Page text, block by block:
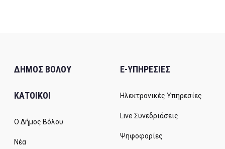
ΔΗΜΟΣ ΒΟΛΟΥ
ΚΑΤΟΙΚΟΙ
Ο Δήμος Βόλου
Νέα
E-ΥΠΗΡΕΣΙΕΣ
Ηλεκτρονικές Υπηρεσίες
Live Συνεδριάσεις
Ψηφοφορίες